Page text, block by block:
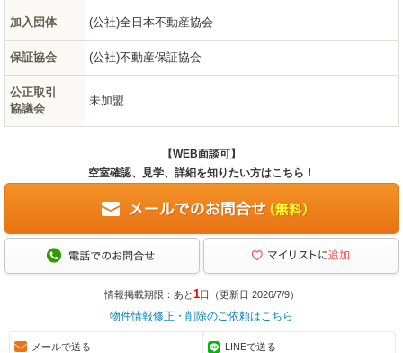
加入団体 (公社)全日本不動産協会
保証協会 (公社)不動産保証協会
公正取引
協議会
未加盟
【WEB面談可】
空室確認、見学、詳細を知りたい方はこちら！
情報掲載期限：あと1日（更新日 2026/7/9）
物件情報修正・削除のご依頼はこちら
メールで送る LINEで送る